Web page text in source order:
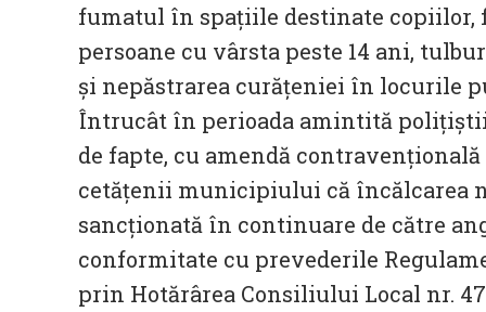
fumatul în spațiile destinate copiilor,
persoane cu vârsta peste 14 ani,
și nepăstrarea curățeniei în locurile
Întrucât în perioada amintită
de fapte, cu amendă
cetățenii municipiului că încălcarea
sancționată în continuare de către
conformitate cu prevederile
prin Hotărârea Consiliului Local nr.